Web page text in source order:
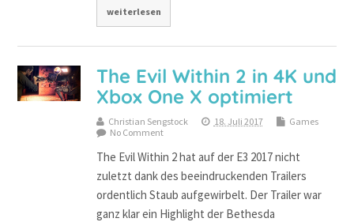
weiterlesen
The Evil Within 2 in 4K und
Xbox One X optimiert
Christian Sengstock 18. Juli 2017
Games
No Comment
The Evil Within 2 hat auf der E3 2017 nicht
zuletzt dank des beeindruckenden Trailers
ordentlich Staub aufgewirbelt. Der Trailer war
ganz klar ein Highlight der Bethesda